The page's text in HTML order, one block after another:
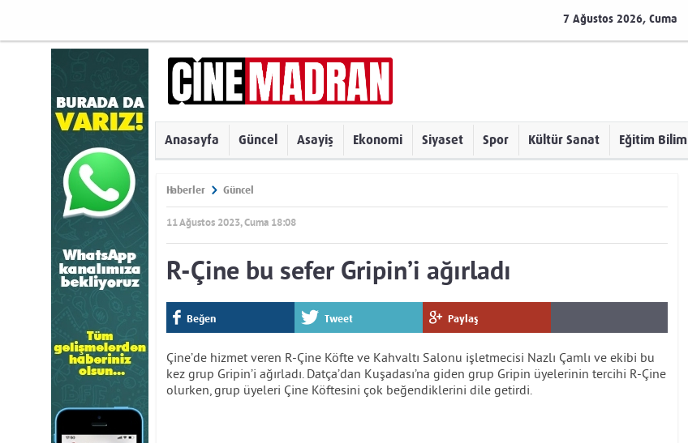
7 Ağustos 2026, Cuma
Anasayfa Güncel Asayiş Ekonomi Siyaset Spor Kültür Sanat Eğitim Bilim
Haberler Güncel
11 Ağustos 2023, Cuma 18:08
R-Çine bu sefer Gripin’i ağırladı
Beğen Tweet Paylaş
Çine’de hizmet veren R-Çine Köfte ve Kahvaltı Salonu işletmecisi Nazlı Çamlı ve ekibi bu
kez grup Gripin’i ağırladı. Datça’dan Kuşadası’na giden grup Gripin üyelerinin tercihi R-Çine
olurken, grup üyeleri Çine Köftesini çok beğendiklerini dile getirdi.